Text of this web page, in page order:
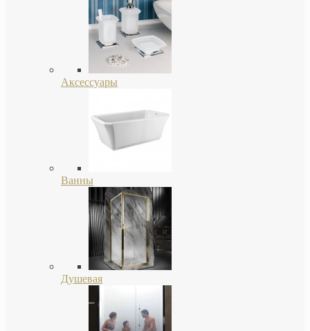
Аксессуары
Ванны
Душевая